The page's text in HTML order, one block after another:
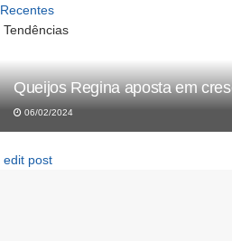
Recentes
Tendências
Queijos Regina aposta em
06/02/2024
edit post